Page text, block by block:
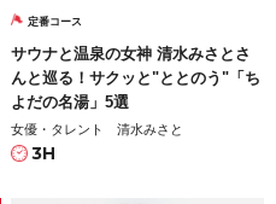
定番コース
サウナと温泉の女神 清水みさとさ
んと巡る！サクッと"ととのう"「ち
よだの名湯」5選
女優・タレント 清水みさと
3H